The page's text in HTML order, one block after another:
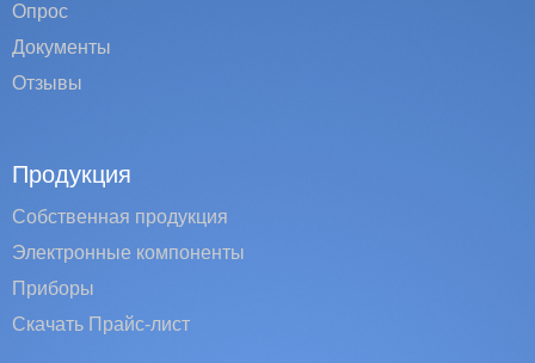
Опрос
Документы
Отзывы
Продукция
Собственная продукция
Электронные компоненты
Приборы
Скачать Прайс-лист